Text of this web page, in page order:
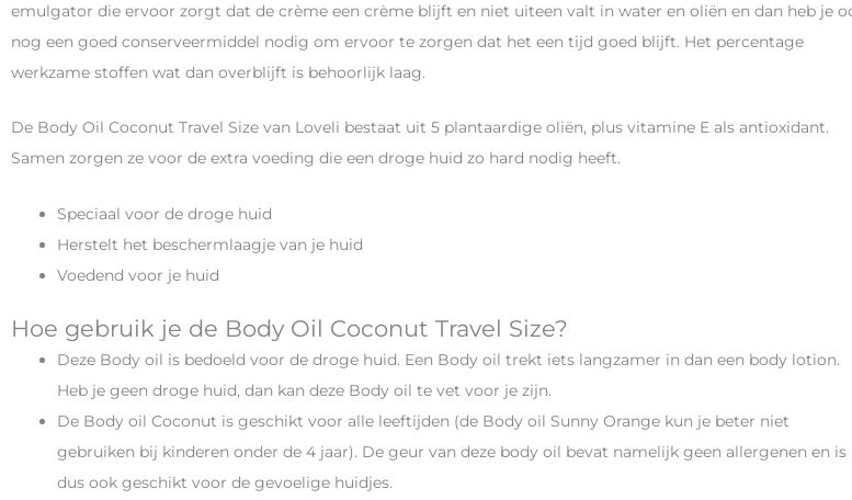
emulgator die ervoor zorgt dat de crème een crème blijft en niet uiteen valt in water en oliën en dan heb je
nog een goed conserveermiddel nodig om ervoor te zorgen dat het een tijd goed blijft. Het percentage
werkzame stoffen wat dan overblijft is behoorlijk laag.
De Body Oil Coconut Travel Size van Loveli bestaat uit 5 plantaardige oliën, plus vitamine E als antioxidant.
Samen zorgen ze voor de extra voeding die een droge huid zo hard nodig heeft.
Speciaal voor de droge huid
Herstelt het beschermlaagje van je huid
Voedend voor je huid
Hoe gebruik je de Body Oil Coconut Travel Size?
Deze Body oil is bedoeld voor de droge huid. Een Body oil trekt iets langzamer in dan een body lotion.
Heb je geen droge huid, dan kan deze Body oil te vet voor je zijn.
De Body oil Coconut is geschikt voor alle leeftijden (de Body oil Sunny Orange kun je beter niet
gebruiken bij kinderen onder de 4 jaar). De geur van deze body oil bevat namelijk geen allergenen en is
dus ook geschikt voor de gevoelige huidjes.